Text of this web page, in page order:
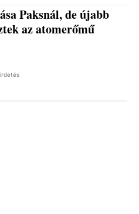
Paksnál, de újabb
az atomerőmű